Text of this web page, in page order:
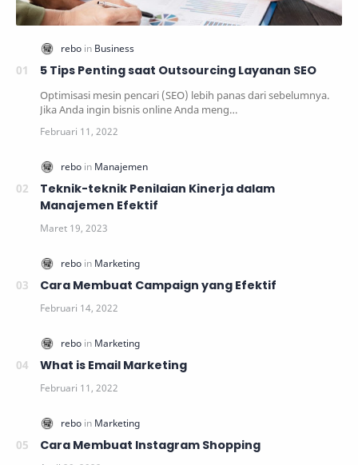
5 Tips Penting saat Outsourcing Layanan SEO
Optimisasi mesin pencari (SEO) lebih panas dari sebelumnya.
Jika Anda ingin bisnis online Anda meng…
Teknik-teknik Penilaian Kinerja dalam
Manajemen Efektif
Cara Membuat Campaign yang Efektif
What is Email Marketing
Cara Membuat Instagram Shopping